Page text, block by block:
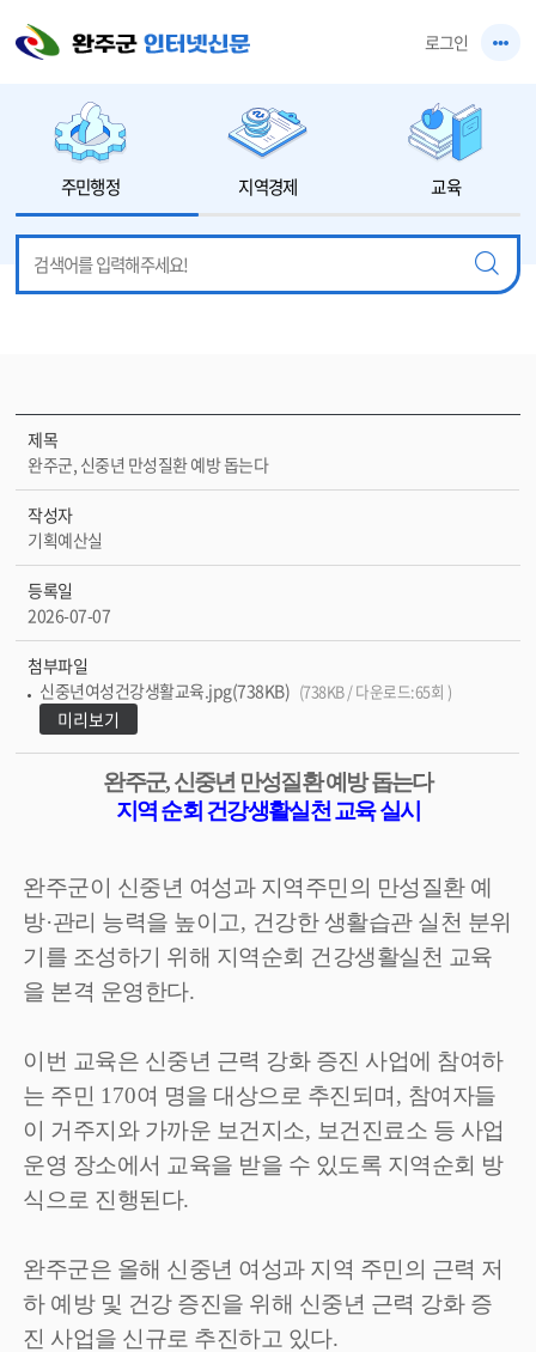
로그인
주민행정 지역경제 교육
제목
완주군, 신중년 만성질환 예방 돕는다
작성자
기획예산실
등록일
2026-07-07
첨부파일
신중년여성건강생활교육.jpg(738KB) (738KB / 다운로드:65회 )
미리보기
완주군,신중년 만성질환 예방 돕는다
지역 순회 건강생활실천 교육 실시
완주군이 신중년 여성과 지역주민의 만성질환 예
방·관리 능력을 높이고, 건강한 생활습관 실천 분위
기를 조성하기 위해 지역순회 건강생활실천 교육
을 본격 운영한다.
이번 교육은 신중년 근력 강화 증진 사업에 참여하
는 주민 170여 명을 대상으로 추진되며, 참여자들
이 거주지와 가까운 보건지소, 보건진료소 등 사업
운영 장소에서 교육을 받을 수 있도록 지역순회 방
식으로 진행된다.
완주군은 올해 신중년 여성과 지역 주민의 근력 저
하 예방 및 건강 증진을 위해 신중년 근력 강화 증
진 사업을 신규로 추진하고 있다.